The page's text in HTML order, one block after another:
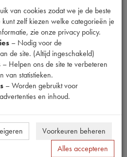
btw)
van cookies zodat we je de beste
zelf kiezen welke categorieën je
zie onze privacy policy.
– Nodig voor de
de site. (Altijd ingeschakeld)
– Helpen ons de site te verbeteren
van statistieken.
– Worden gebruikt voor
en inhoud.
Voorkeuren beheren
Alles accepteren